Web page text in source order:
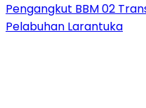
Pengangkut BBM 02
Pelabuhan Larantuka